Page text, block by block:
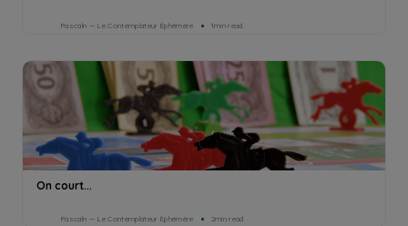
Pascaln — Le Contemplateur Éphémère 1min read
On court...
Pascaln — Le Contemplateur Éphémère 2min read